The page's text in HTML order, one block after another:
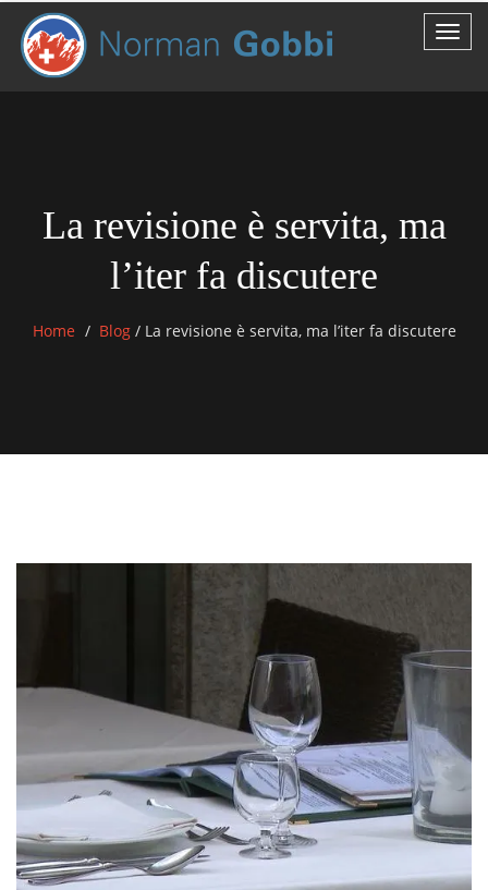
La revisione è servita, ma
l’iter fa discutere
Home Blog /La revisione è servita, ma l’iter fa discutere